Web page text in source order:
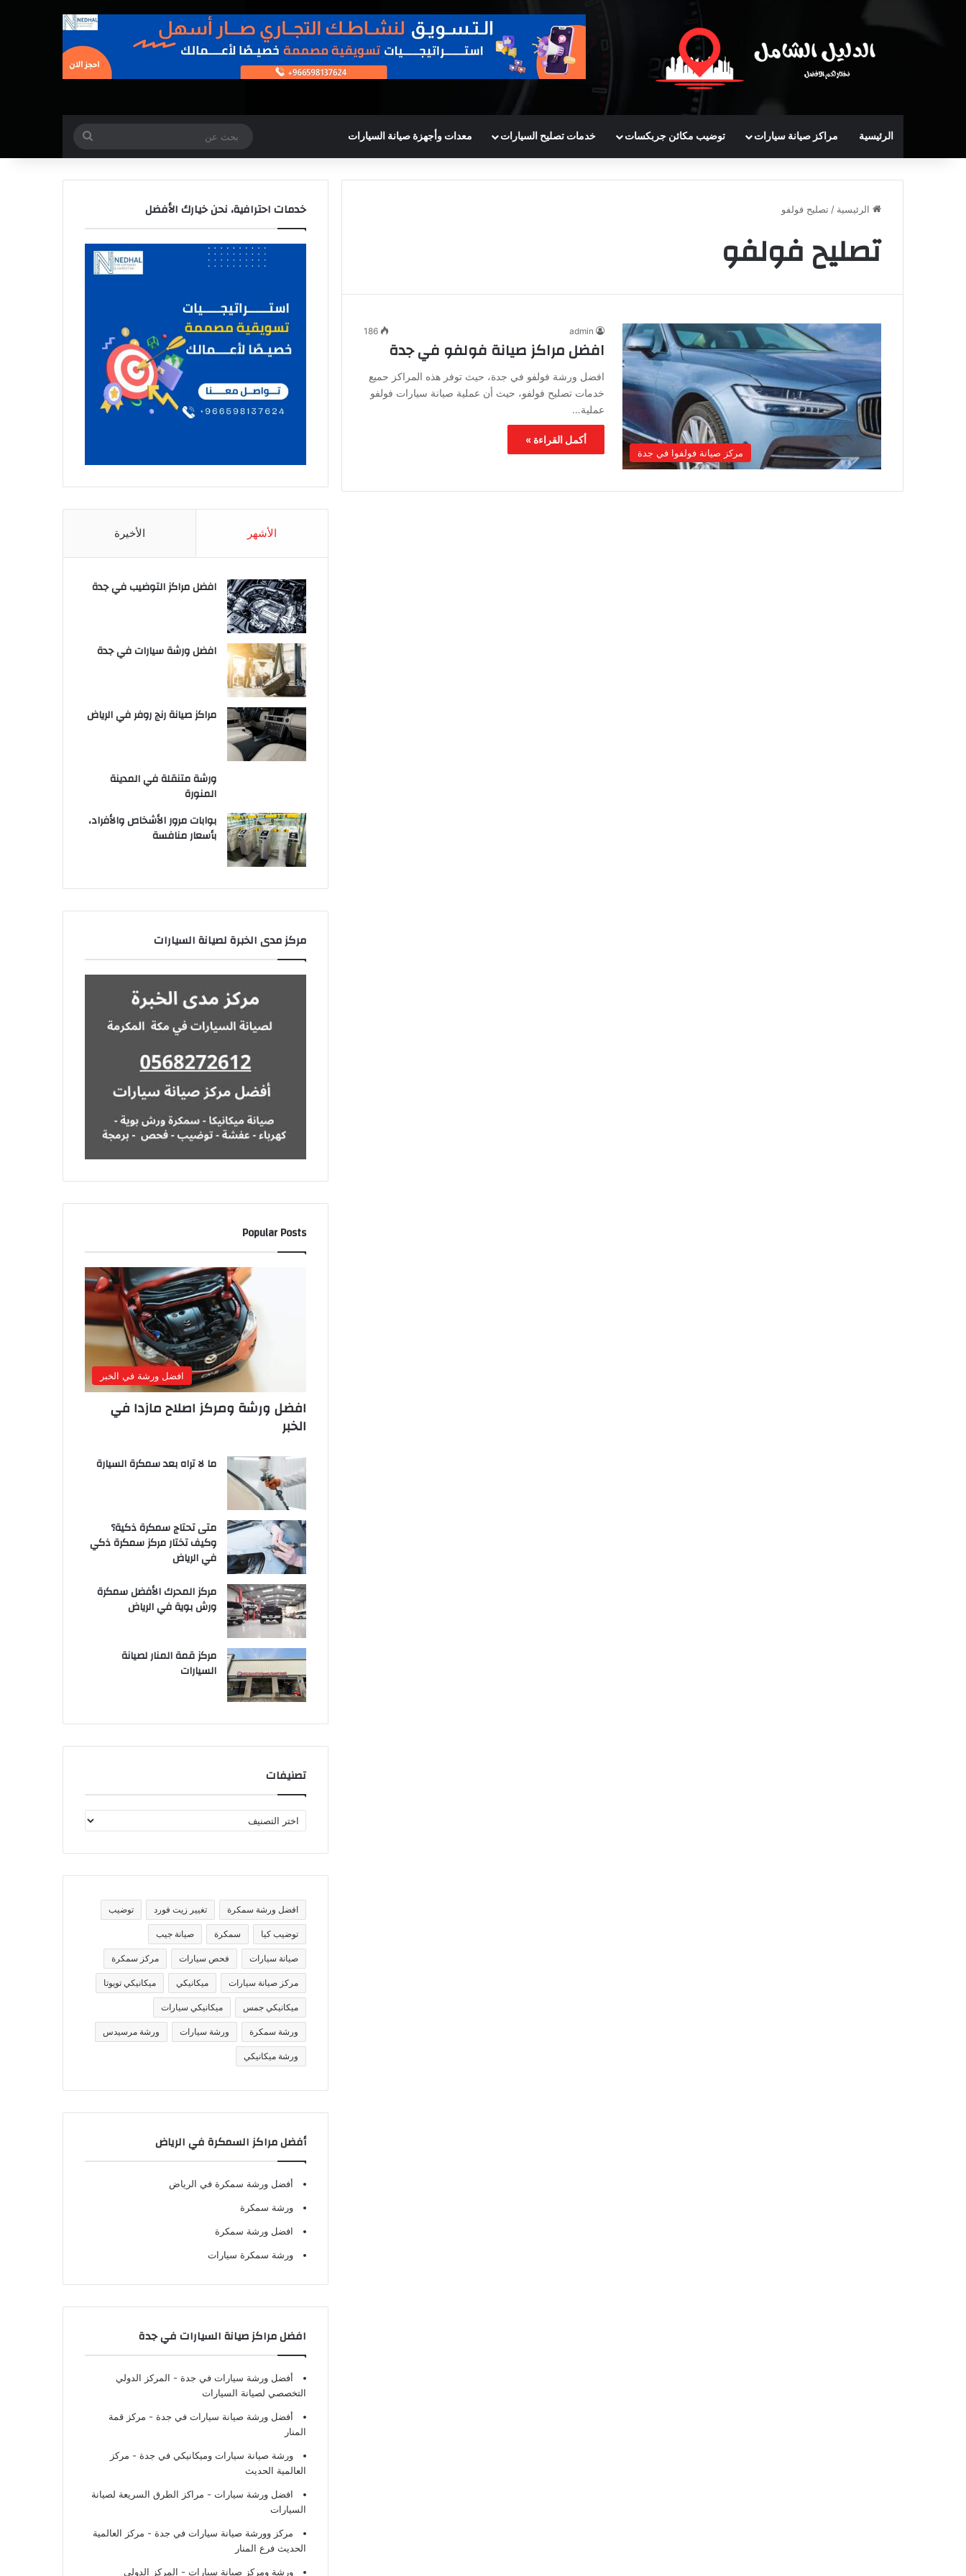
الرئيسية مراكز صيانة سيارات توضيب مكائن جربكسات خدمات تصليح السيارات معدات وأجهزة صيانة السيارات
عن
الرئيسية /تصليح فولفو
تصليح فولفو
مركز صيانة فولفوا في جدة
admin
186
افضل مراكز صيانة فولفو في جدة
افضل ورشة فولفو في جدة، حيث توفر هذه المراكز حميع
خدمات تصليح فولفو، حيث أن عملية صيانة سيارات فولفو
عملية…
أكمل القراءة »
خدمات احترافية، نحن خيارك الأفضل
الأشهر الأخيرة
افضل مراكز التوضيب في جدة
افضل ورشة سيارات في جدة
مراكز صيانة رنج روفر في الرياض
ورشة متنقلة في المدينة
المنورة
بوابات مرور الأشخاص والأفراد،
بأسعار منافسة
مركز مدى الخبرة لصيانة السيارات
Popular Posts
افضل ورشة في الخبر
افضل ورشة ومركز اصلاح مازدا في
الخبر
ما لا تراه بعد سمكرة السيارة
متى تحتاج سمكرة ذكية؟
وكيف تختار مركز سمكرة ذكي
في الرياض
مركز المحرك الأفضل سمكرة
ورش بوية في الرياض
مركز قمة المنار لصيانة
السيارات
تصنيفات
ص
ف
تافضل ورشة سمكرة تغيير زيت فورد توضيب
توضيب كيا سمكرة صيانة جيب
صيانة سيارات فحص سيارات مركز سمكرة
مركز صيانة سيارات ميكانيكي ميكانيكي تويوتا
ميكانيكي جمس ميكانيكي سيارات
ورشة سمكرة ورشة سيارات ورشة مرسيدس
ورشة ميكانيكي
أفضل مراكز السمكرة في الرياض
أفضل ورشة سمكرة في الرياض
ورشة سمكرة
افضل ورشة سمكرة
ورشة سمكرة سيارات
افضل مراكز صيانة السيارات في جدة
أفضل ورشة سيارات في جدة - المركز الدولي
التخصصي لصيانة السيارات
أفضل ورشة صيانة سيارات في جدة - مركز قمة
المنار
ورشة صيانة سيارات وميكانيكي في جدة - مركز
العالمية الحديث
افضل ورشة سيارات - مراكز الطرق السريعة لصيانة
السيارات
مركز وورشة صيانة سيارات في جدة - مركز العالمية
الحديث فرع المنار
ورشة ومركز صيانة سيارات - المركز الدولي